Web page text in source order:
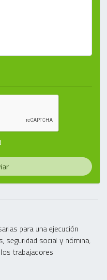
para una ejecución
seguridad social y nómina,
trabajadores.